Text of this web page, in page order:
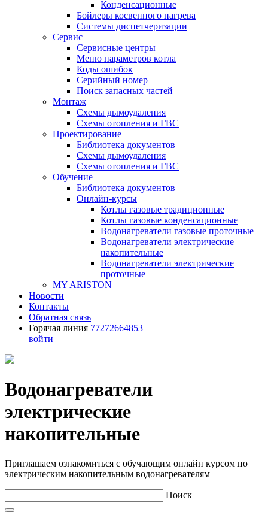
Конденсационные
Бойлеры косвенного нагрева
Системы диспетчеризации
Сервис
Сервисные центры
Меню параметров котла
Коды ошибок
Серийный номер
Поиск запасных частей
Монтаж
Схемы дымоудаления
Схемы отопления и ГВС
Проектирование
Библиотека документов
Схемы дымоудаления
Схемы отопления и ГВС
Обучение
Библиотека документов
Онлайн-курсы
Котлы газовые традиционные
Котлы газовые конденсационные
Водонагреватели газовые проточные
Водонагреватели электрические
накопительные
Водонагреватели электрические
проточные
MY ARISTON
Новости
Контакты
Обратная связь
Горячая линия 77272664853
войти
Водонагреватели
электрические
накопительные
Приглашаем ознакомиться с обучающим онлайн курсом по
электрическим накопительным водонагревателям
Поиск